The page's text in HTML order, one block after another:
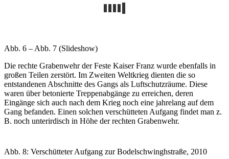
Abb. 6 – Abb. 7 (Slideshow)
Die rechte Grabenwehr der Feste Kaiser Franz wurde ebenfalls in
großen Teilen zerstört. Im Zweiten Weltkrieg dienten die so
entstandenen Abschnitte des Gangs als Luftschutzräume. Diese
waren über betonierte Treppenabgänge zu erreichen, deren
Eingänge sich auch nach dem Krieg noch eine jahrelang auf dem
Gang befanden. Einen solchen verschütteten Aufgang findet man z.
B. noch unterirdisch in Höhe der rechten Grabenwehr.
Abb. 8: Verschütteter Aufgang zur Bodelschwinghstraße, 2010